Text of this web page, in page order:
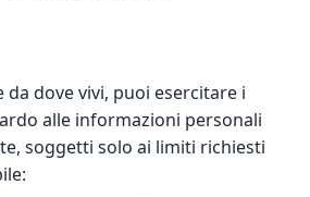
dove vivi, puoi esercitare i
alle informazioni personali
soggetti solo ai limiti richiesti